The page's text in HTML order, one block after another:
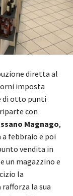
diretta al
imposta
di otto punti
con
Magnago,
a febbraio e poi
vendita in
un magazzino e
la
rafforza la sua